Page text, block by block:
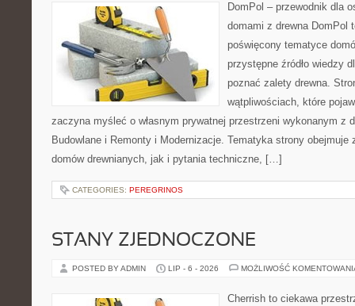
DomPol – przewodnik dla
domami z drewna DomPol
poświęcony tematyce
przystępne źródło wiedzy
poznać zalety drewna.
wątpliwościach, które
zaczyna myśleć o własnym prywatnej przestrzeni wykonanym z
Budowlane i Remonty i Modernizacje. Tematyka strony obejmuje
domów drewnianych, jak i pytania techniczne, […]
CATEGORIES: PEREGRINOS
STANY ZJEDNOCZONE
POSTED BY ADMIN LIP - 6 - 2026 MOŻLIWOŚĆ
Cherrish to ciekawa